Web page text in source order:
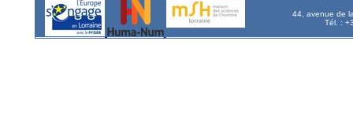
44, avenue de
Tél. :